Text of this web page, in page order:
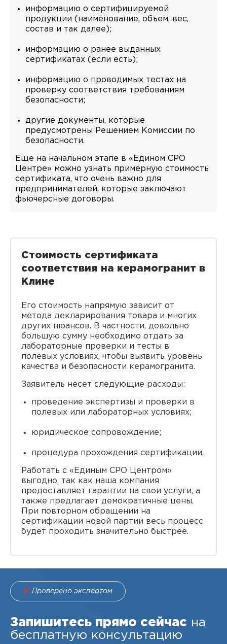
информацию о сертифицируемой
продукции (наименование, объем, вес,
состав и так далее);
информацию о ранее выданных
сертификатах (если есть);
информацию о проводимых тестах на
проверку соответствия требованиям
безопасности;
другие документы, которые
предусмотрены Решением Комиссии по
безопасности.
Еще на начальном этапе в «Едином СРО
Центре» можно узнать примерную стоимость
сертификата, что очень важно для
предпринимателей, которые заключают
фьючерсные договоры.
Стоимость сертификата
соответствия на керамогранит в
Клине
Его стоимость напрямую зависит от
метода декларирования товара и многих
других нюансов. В частности, довольно
большую сумму необходимо отдать за
лабораторные проверки и тесты в
полевых условиях, чтобы выявить уровень
качества и безопасности керамогранита.
Заявитель несет следующие расходы:
проведение экспертизы и проверки в
полевых или лабораторных условиях;
юридическое сопровождение;
процедура прохождения сертификации.
Работать с «Единым СРО Центром»
выгодно, так как наша компания
предоставляет гарантии на свои услуги, а
также предлагает демократичные цены.
При повторном обращении на
сертификации новой партии весь процесс
будет проходить значительно быстрее.
Проверено экспертом
Запишитесь прямо сейчас на
бесплатную консультацию